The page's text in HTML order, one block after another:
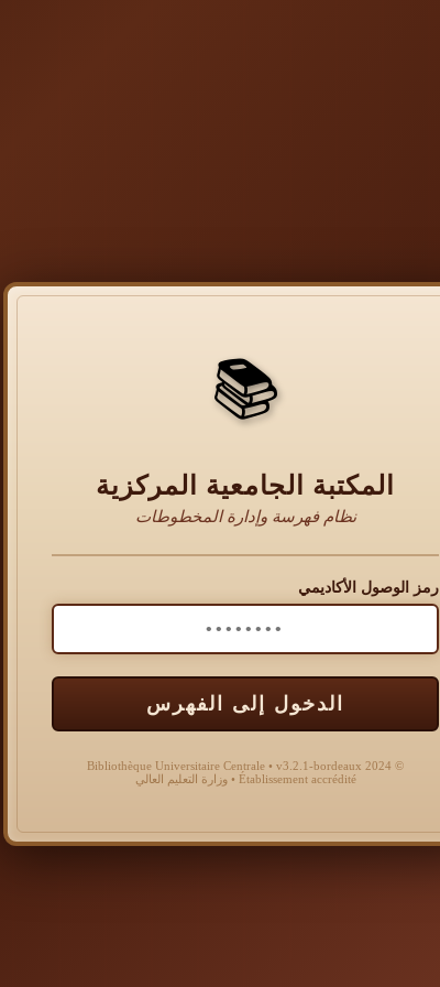
📚
المكتبة الجامعية المركزية
نظام فهرسة وإدارة المخطوطات
رمز الوصول الأكاديمي
الدخول إلى الفهرس
© 2024 Bibliothèque Universitaire Centrale • v3.2.1-bordeaux
Établissement accrédité • وزارة التعليم العالي